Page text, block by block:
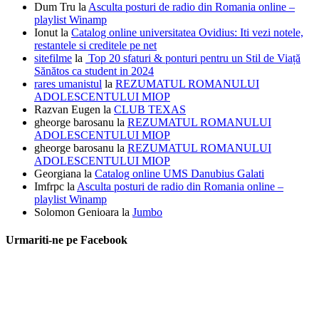
Dum Tru la Asculta posturi de radio din Romania online –
playlist Winamp
Ionut la Catalog online universitatea Ovidius: Iti vezi notele,
restantele si creditele pe net
sitefilme la Top 20 sfaturi & ponturi pentru un Stil de Viață
Sănătos ca student in 2024
rares umanistul la REZUMATUL ROMANULUI
ADOLESCENTULUI MIOP
Razvan Eugen la CLUB TEXAS
gheorge barosanu la REZUMATUL ROMANULUI
ADOLESCENTULUI MIOP
gheorge barosanu la REZUMATUL ROMANULUI
ADOLESCENTULUI MIOP
Georgiana la Catalog online UMS Danubius Galati
Imfrpc la Asculta posturi de radio din Romania online –
playlist Winamp
Solomon Genioara la Jumbo
Urmariti-ne pe Facebook